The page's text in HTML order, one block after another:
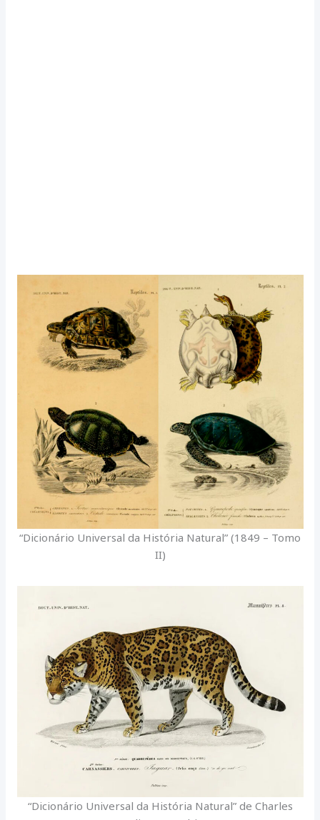
“Dicionário Universal da História Natural” (1849 – Tomo
II)
“Dicionário Universal da História Natural” de Charles